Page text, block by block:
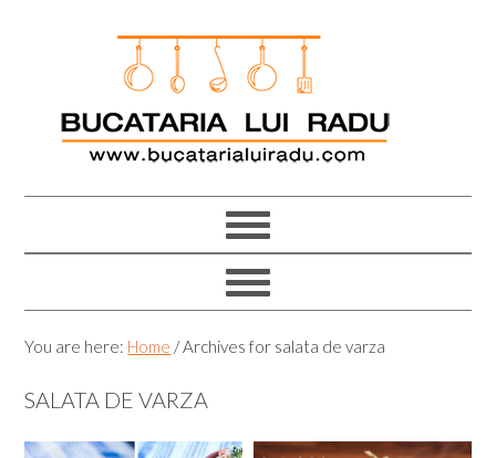
You are here: Home /Archives for salata de varza
SALATA DE VARZA